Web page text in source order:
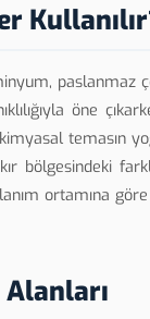
paslanmaz
öne
temasın
bölgesindeki
ortamına